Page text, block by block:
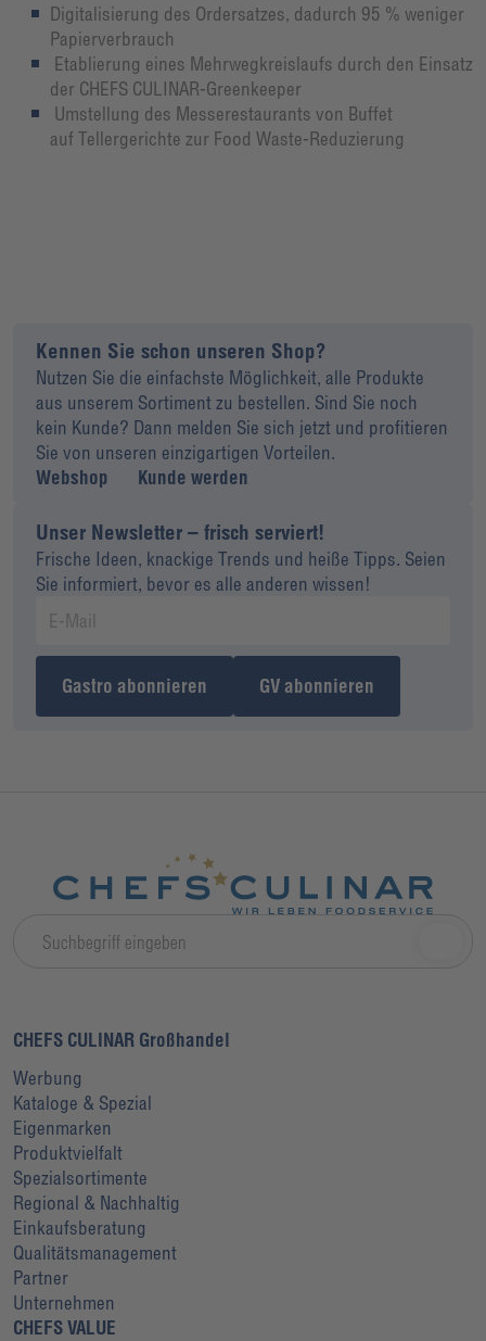
Digitalisierung des Ordersatzes, dadurch 95 % weniger
Papierverbrauch
Etablierung eines Mehrwegkreislaufs durch den Einsatz
der CHEFS CULINAR-Greenkeeper
Umstellung des Messerestaurants von Buffet
auf Tellergerichte zur Food Waste-Reduzierung
Kennen Sie schon unseren Shop?
Nutzen Sie die einfachste Möglichkeit, alle Produkte
aus unserem Sortiment zu bestellen. Sind Sie noch
kein Kunde? Dann melden Sie sich jetzt und profitieren
Sie von unseren einzigartigen Vorteilen.
Webshop
Kunde werden
Unser Newsletter – frisch serviert!
Frische Ideen, knackige Trends und heiße Tipps. Seien
Sie informiert, bevor es alle anderen wissen!
Gastro abonnieren GV abonnieren
CHEFS CULINAR Großhandel
Werbung
Kataloge & Spezial
Eigenmarken
Produktvielfalt
Spezialsortimente
Regional & Nachhaltig
Einkaufsberatung
Qualitätsmanagement
Partner
Unternehmen
CHEFS VALUE